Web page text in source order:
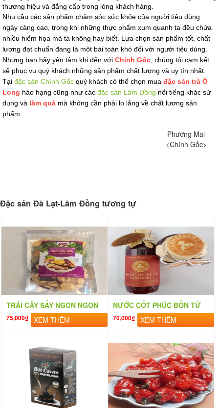
thương hiệu và đẳng cấp trong lòng khách hàng.
Nhu cầu các sản phẩm chăm sóc sức khỏe của người tiêu dùng
ngày càng cao, trong khi những thực phẩm xum quanh ta đều chứa
nhiều hiểm họa mà ta không hay biết. Lựa chọn sản phẩm tốt, chất
lượng đạt chuẩn đang là một bài toán khó đối với người tiêu dùng.
Nhưng bạn hãy yên tâm khi đến với Chính Gốc , chúng tôi cam kết
sẽ phục vụ quý khách những sản phẩm chất lượng và uy tín nhất.
Tại đặc sản Chính Gốc quý khách có thể chọn mua đặc sản trà Ô
Long hảo hạng cũng như các đặc sản Lâm Đồng nổi tiếng khác sử
dụng và làm quà mà không cần phải lo lắng về chất lượng sản
phẩm.
Phương Mai
<Chính Gốc>
Đặc sản Đà Lạt-Lâm Đồng tương tự
TRÁI CÂY SẤY NGON NGON
75,000₫ XEM THÊM
NƯỚC CỐT PHÚC BỒN TỬ
70,000₫ XEM THÊM